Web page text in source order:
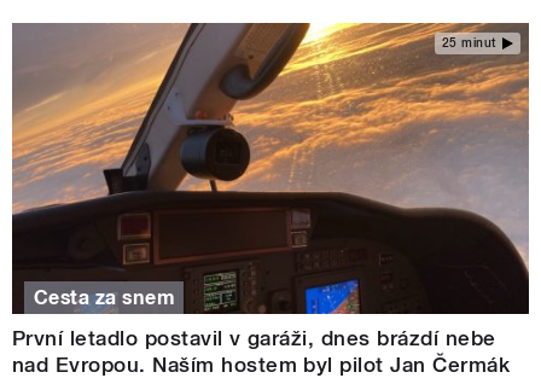
25 minut
Cesta za snem
První letadlo postavil v garáži, dnes brázdí nebe
nad Evropou. Naším hostem byl pilot Jan Čermák